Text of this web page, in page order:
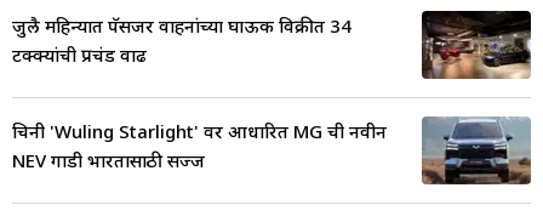
जुलै महिन्यात पॅसेंजर वाहनांच्या घाऊक विक्रीत 34
टक्क्यांची प्रचंड वाढ
चिनी 'Wuling Starlight' वर आधारित MG ची नवीन
NEV गाडी भारतासाठी सज्ज